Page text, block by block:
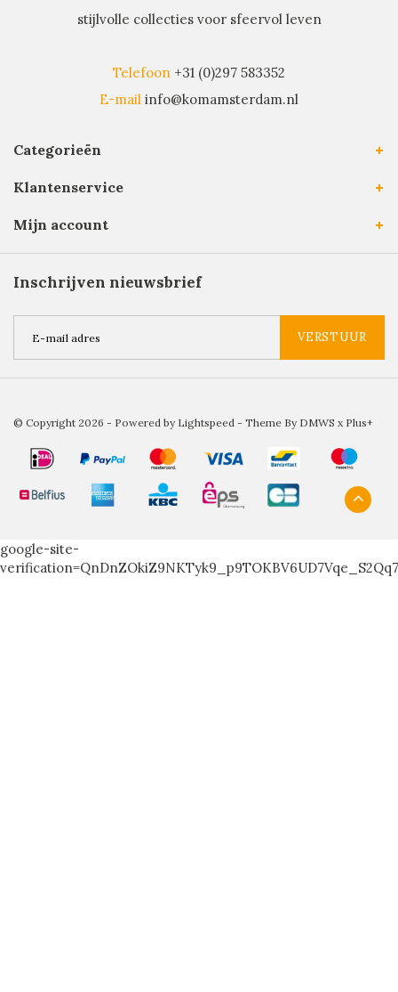
stijlvolle collecties voor sfeervol leven
Telefoon +31 (0)297 583352
E-mail info@komamsterdam.nl
Categorieën
Klantenservice
Mijn account
Inschrijven nieuwsbrief
VERSTUUR
© Copyright 2026 - Powered by Lightspeed - Theme By DMWS x Plus+
google-site-